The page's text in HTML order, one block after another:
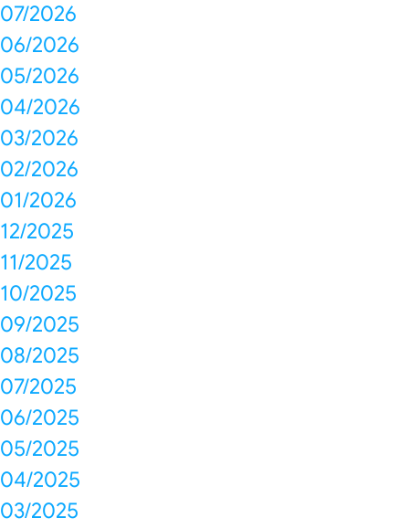
07/2026
06/2026
05/2026
04/2026
03/2026
02/2026
01/2026
12/2025
11/2025
10/2025
09/2025
08/2025
07/2025
06/2025
05/2025
04/2025
03/2025